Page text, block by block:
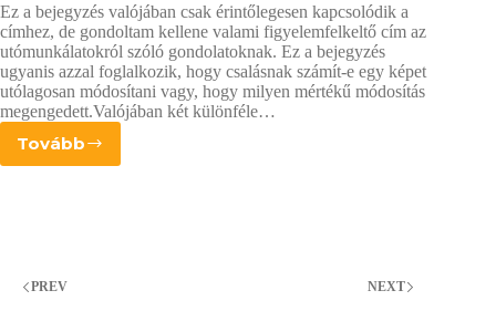
Ez a bejegyzés valójában csak érintőlegesen kapcsolódik a
címhez, de gondoltam kellene valami figyelemfelkeltő cím az
utómunkálatokról szóló gondolatoknak. Ez a bejegyzés
ugyanis azzal foglalkozik, hogy csalásnak számít-e egy képet
utólagosan módosítani vagy, hogy milyen mértékű módosítás
megengedett.Valójában két különféle…
TovábbCsalás?
PREV NEXT